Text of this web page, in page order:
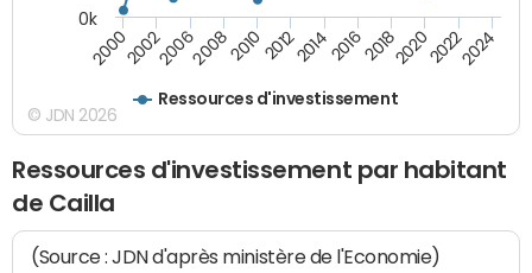
Ressources d'investissement
200020022006200820102012201420162018202020222024
0k
© JDN 2026
Ressources d'investissement par habitant
de Cailla
(Source : JDN d'après ministère de l'Economie)